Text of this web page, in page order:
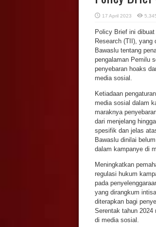
17 April 2023
Policy Brief ini
Research (TII), yang
Bawaslu tentang
pengalaman Pemilu
penyebaran hoaks
media sosial.
Ketiadaan
media sosial dalam
maraknya
dari menjelang
spesifik dan jelas
Bawaslu dinilai
dalam kampanye di
Meningkatkan
regulasi hukum
pada
yang dirangkum
diterapkan bagi
Serentak tahun
di media sosial.